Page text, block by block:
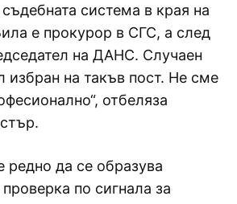
система в края на
е прокурор в СГС, а след
на ДАНС. Случаен
избран на такъв пост. Не сме
отбеляза
редно да се образува
по сигнала за